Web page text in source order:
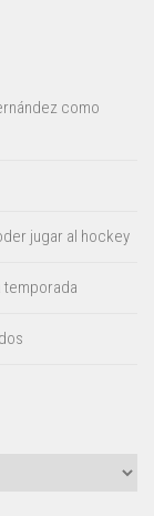
como
jugar al hockey
temporada